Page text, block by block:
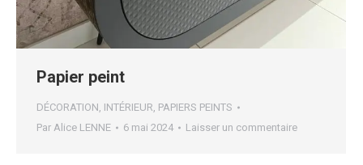
Papier peint
DÉCORATION, INTÉRIEUR, PAPIERS PEINTS
Par Alice LENNE 6 mai 2024 Laisser un commentaire